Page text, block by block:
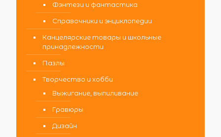
Фэнтези и фантастика
Справочники и энциклопедии
Канцелярские товары и школьные
принадлежности
Пазлы
Творчество и хобби
Выжигание, выпиливание
Гравюры
Дизайн